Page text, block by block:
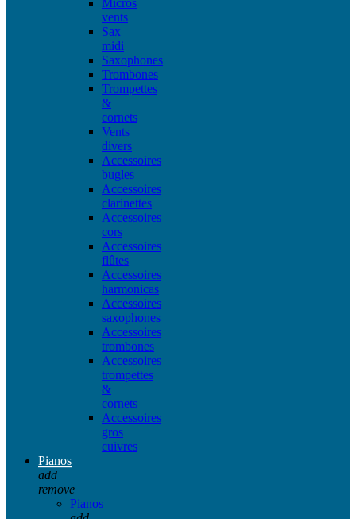
vents
Sax
midi
Saxophones
Trombones
Trompettes
&
cornets
Vents
divers
Accessoires
bugles
Accessoires
clarinettes
Accessoires
cors
Accessoires
flûtes
Accessoires
harmonicas
Accessoires
saxophones
Accessoires
trombones
Accessoires
trompettes
&
cornets
Accessoires
gros
cuivres
Pianos
add
remove
Pianos